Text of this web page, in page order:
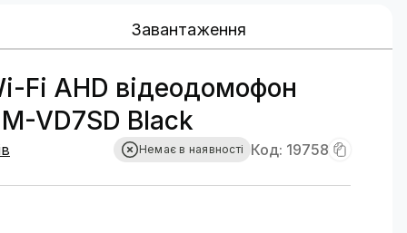
Завантаження
Fi AHD відеодомофон
VD7SD Black
Немає в наявності Код: 19758